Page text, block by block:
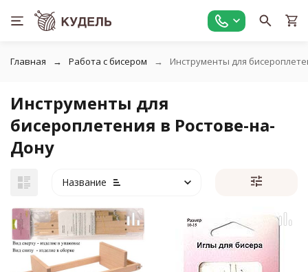
Главная Работа с бисером Инструменты для
Инструменты для
бисероплетения в Ростове-на-
Дону
Название